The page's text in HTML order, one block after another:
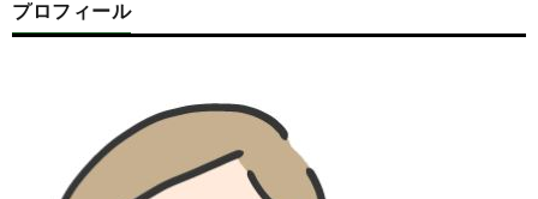
プロフィール